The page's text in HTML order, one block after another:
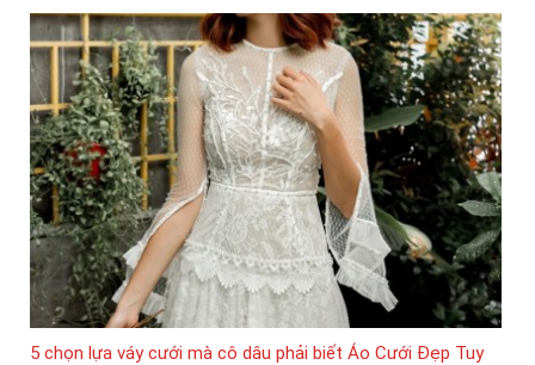
5 chọn lựa váy cưới mà cô dâu phải biết Áo Cưới Đẹp Tuy